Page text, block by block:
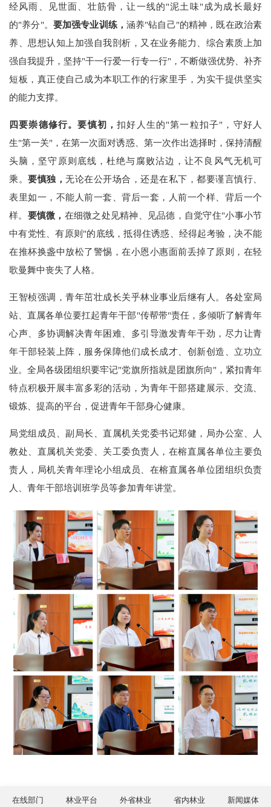
经风雨、见世面、壮筋骨，让一线的"泥土味"成为成长最好
的"养分"。 要加强专业训练， 涵养"钻自己"的精神，既在政治素
养、思想认知上加强自我剖析，又在业务能力、综合素质上加
强自我提升，坚持"干一行爱一行专一行"，不断做强优势、补齐
短板，真正使自己成为本职工作的行家里手，为实干提供坚实
的能力支撑。
四要崇德修行。要慎初，扣好人生的"第一粒扣子"，守好人
生"第一关"，在第一次面对诱惑、第一次作出选择时，保持清醒
头脑，坚守原则底线，杜绝与腐败沾边，让不良风气无机可
乘。 要慎独， 无论在公开场合，还是在私下，都要谨言慎行、
表里如一，不能人前一套、背后一套，人前一个样、背后一个
样。 要慎微， 在细微之处见精神、见品德，自觉守住"小事小节
中有党性、有原则"的底线，抵得住诱惑、经得起考验，决不能
在推杯换盏中放松了警惕，在小恩小惠面前丢掉了原则，在轻
歌曼舞中丧失了人格。
王智桢强调，青年茁壮成长关乎林业事业后继有人。各处室局
站、直属各单位要扛起青年干部"传帮带"责任，多倾听了解青年
心声、多协调解决青年困难、多引导激发青年干劲，尽力让青
年干部轻装上阵，服务保障他们成长成才、创新创造、立功立
业。全局各级团组织要牢记"党旗所指就是团旗所向"，紧扣青年
特点积极开展丰富多彩的活动，为青年干部搭建展示、交流、
锻炼、提高的平台，促进青年干部身心健康。
局党组成员、副局长、直属机关党委书记郑健，局办公室、人
教处、直属机关党委、关工委负责人，在榕直属各单位主要负
责人，局机关青年理论小组成员、在榕直属各单位团组织负责
人、青年干部培训班学员等参加青年讲堂。
在线部门 林业平台 外省林业 省内林业 新闻媒体